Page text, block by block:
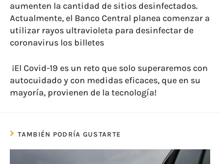
aumenten la cantidad de sitios desinfectados.
Actualmente, el Banco Central planea comenzar a
utilizar rayos ultravioleta para desinfectar de
coronavirus los billetes
¡El Covid-19 es un reto que solo superaremos con
autocuidado y con medidas eficaces, que en su
mayoría, provienen de la tecnología!
TAMBIÉN PODRÍA GUSTARTE